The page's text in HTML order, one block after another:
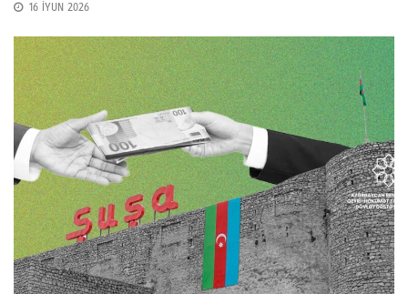
16 İYUN 2026